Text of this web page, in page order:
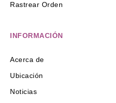
Rastrear Orden
INFORMACIÓN
Acerca de
Ubicación
Noticias